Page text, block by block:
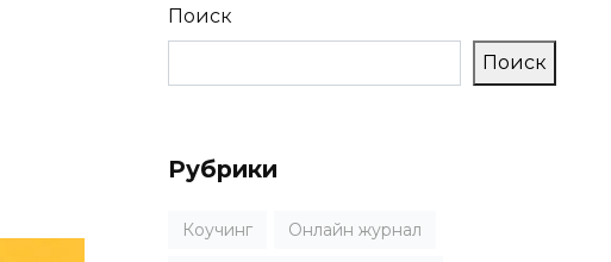
Поиск
Поиск
Рубрики
Коучинг Онлайн журнал